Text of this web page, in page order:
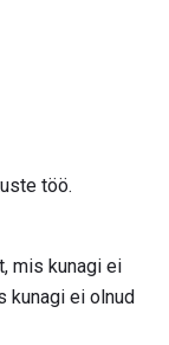
töö.
mis kunagi ei
kunagi ei olnud